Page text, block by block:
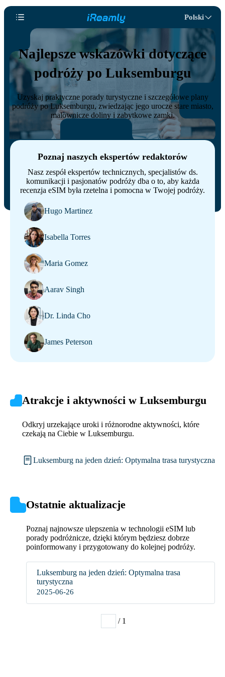
Polski
Najlepsze wskazówki dotyczące
podróży po Luksemburgu
Uzyskaj praktyczne porady turystyczne i szczegółowe plany
podróży po Luksemburgu, zwiedzając jego urocze stare miasto,
malownicze doliny i zabytkowe zamki.
Poznaj naszych ekspertów redaktorów
Nasz zespół ekspertów technicznych, specjalistów ds.
komunikacji i pasjonatów podróży dba o to, aby każda
recenzja eSIM była rzetelna i pomocna w Twojej podróży.
Hugo Martinez
Isabella Torres
Maria Gomez
Aarav Singh
Dr. Linda Cho
James Peterson
Atrakcje i aktywności w Luksemburgu
Odkryj urzekające uroki i różnorodne aktywności, które
czekają na Ciebie w Luksemburgu.
Luksemburg na jeden dzień: Optymalna trasa turystyczna
Ostatnie aktualizacje
Poznaj najnowsze ulepszenia w technologii eSIM lub
porady podróżnicze, dzięki którym będziesz dobrze
poinformowany i przygotowany do kolejnej podróży.
Luksemburg na jeden dzień: Optymalna trasa
turystyczna
2025-06-26
/ 1